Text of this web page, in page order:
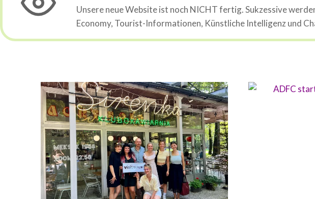
Unsere neue Website ist noch NICHT fertig. Sukzessive
Economy, Tourist-Informationen, Künstliche Intelligenz und